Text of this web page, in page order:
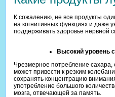
К сожалению, не все продукты
на когнитивных функциях и даже
поддерживать здоровье нервной
Высокий уровень
Чрезмерное потребление сахара,
может привести к резким
сохранять концентрацию
употребление большого
мозга, отвечающей за память.